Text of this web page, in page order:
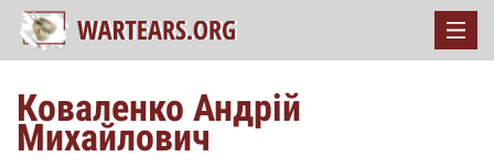
Коваленко Андрій
Михайлович